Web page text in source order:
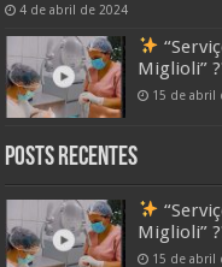
4 de abril de 2024
Miglioli”
15 de abril
Posts Recentes
Miglioli”
15 de abril